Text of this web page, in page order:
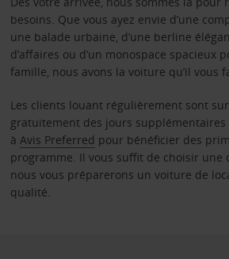
besoins. Que vous ayez envie d’une
une balade urbaine, d’une berline
d’affaires ou d’un monospace spacieux
famille, nous avons la voiture qu’il vous
Les clients louant régulièrement sont
gratuitement des jours
à Avis Preferred pour bénéficier des
programme. Il vous suffit de choisir une
nous vous préparerons un voiture de
qualité.